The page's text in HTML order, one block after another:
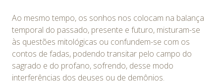
Ao mesmo tempo, os sonhos nos colocam na balança
temporal do passado, presente e futuro, misturam-se
às questões mitológicas ou confundem-se com os
contos de fadas, podendo transitar pelo campo do
sagrado e do profano, sofrendo, desse modo
interferências dos deuses ou de demônios.